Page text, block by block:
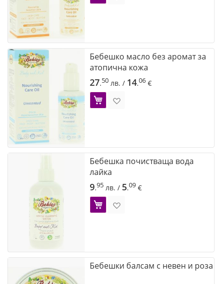
Бебешко масло без аромат за
атопична кожа
27.50 лв. / 14.06 €
Бебешка почистваща вода
лайка
9.95 лв. / 5.09 €
Бебешки балсам с невен и роза